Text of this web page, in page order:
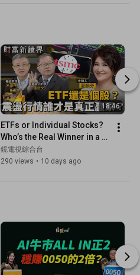
18:46
ETFs or Individual Stocks?
Who’s the Real Winner in a
Volatile Market? | New
Wealth Horizons | #M...
鏡電視綜合台
290 views • 10 days ago